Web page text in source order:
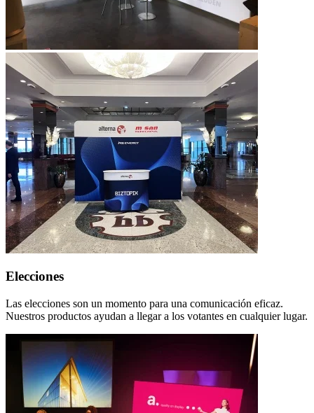
Elecciones
Las elecciones son un momento para una comunicación eficaz.
Nuestros productos ayudan a llegar a los votantes en cualquier lugar.